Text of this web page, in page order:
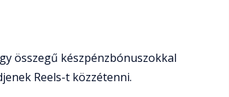
összegű készpénzbónuszokkal
Reels-t közzétenni.